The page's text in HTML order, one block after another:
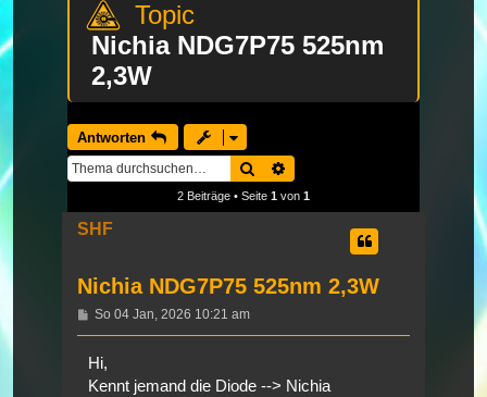
Nichia NDG7P75 525nm
2,3W
Antworten
Suche
2 Beiträge • Seite 1 von 1
SHF
Nichia NDG7P75 525nm 2,3W
Beitrag
So 04 Jan, 2026 10:21 am
Hi,
Kennt jemand die Diode --> Nichia